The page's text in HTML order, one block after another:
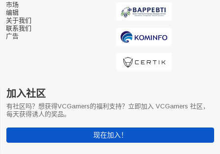
市场
编辑
关于我们
联系我们
广告
加入社区
有社区吗？想获得VCGamers的福利支持？立即加入 VCGamers 社区，
每天获得诱人的奖品。
现在加入！